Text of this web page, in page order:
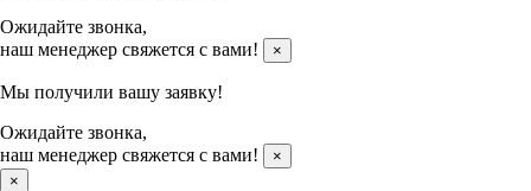
Ожидайте звонка,
наш менеджер свяжется с вами!
×
Мы получили вашу заявку!
Ожидайте звонка,
наш менеджер свяжется с вами!
×
×